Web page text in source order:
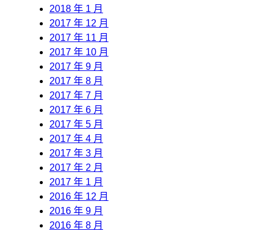
2018 年 1 月
2017 年 12 月
2017 年 11 月
2017 年 10 月
2017 年 9 月
2017 年 8 月
2017 年 7 月
2017 年 6 月
2017 年 5 月
2017 年 4 月
2017 年 3 月
2017 年 2 月
2017 年 1 月
2016 年 12 月
2016 年 9 月
2016 年 8 月